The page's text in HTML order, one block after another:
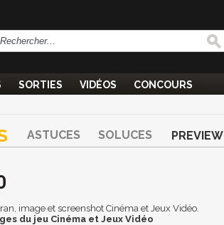
SORTIES VIDÉOS CONCOURS
ASTUCES SOLUCES PREVIEW
image et screenshot Cinéma et Jeux Vidéo.
du jeu Cinéma et Jeux Vidéo